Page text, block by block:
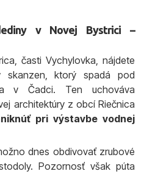
v Novej Bystrici –
časti Vychylovka, nájdete
skanzen, ktorý spadá pod
v Čadci. Ten uchováva
architektúry z obcí Riečnica
pri výstavbe vodnej
dnes obdivovať zrubové
Pozornosť však púta